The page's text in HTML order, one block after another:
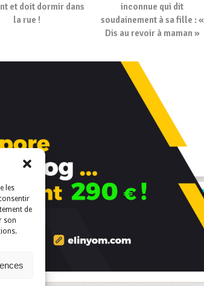
les
de
son
et doit dormir dans
la rue !
inconnue qui dit
soudainement à sa fille : «
Dis au revoir à maman »